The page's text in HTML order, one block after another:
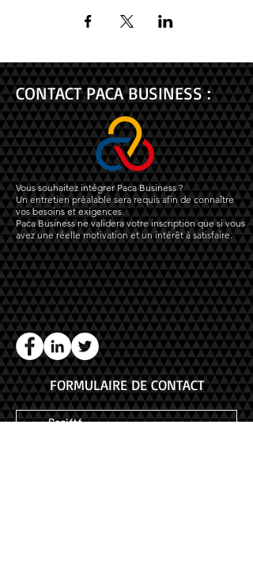
CONTACT PACA BUSINESS :
Vous souhaitez intégrer Paca Business ?
Un entretien préalable sera requis afin de connaître
vos besoins et exigences.
Paca Business ne validera votre inscription que si vous
avez une réelle motivation et un intérêt à satisfaire.
FORMULAIRE DE CONTACT